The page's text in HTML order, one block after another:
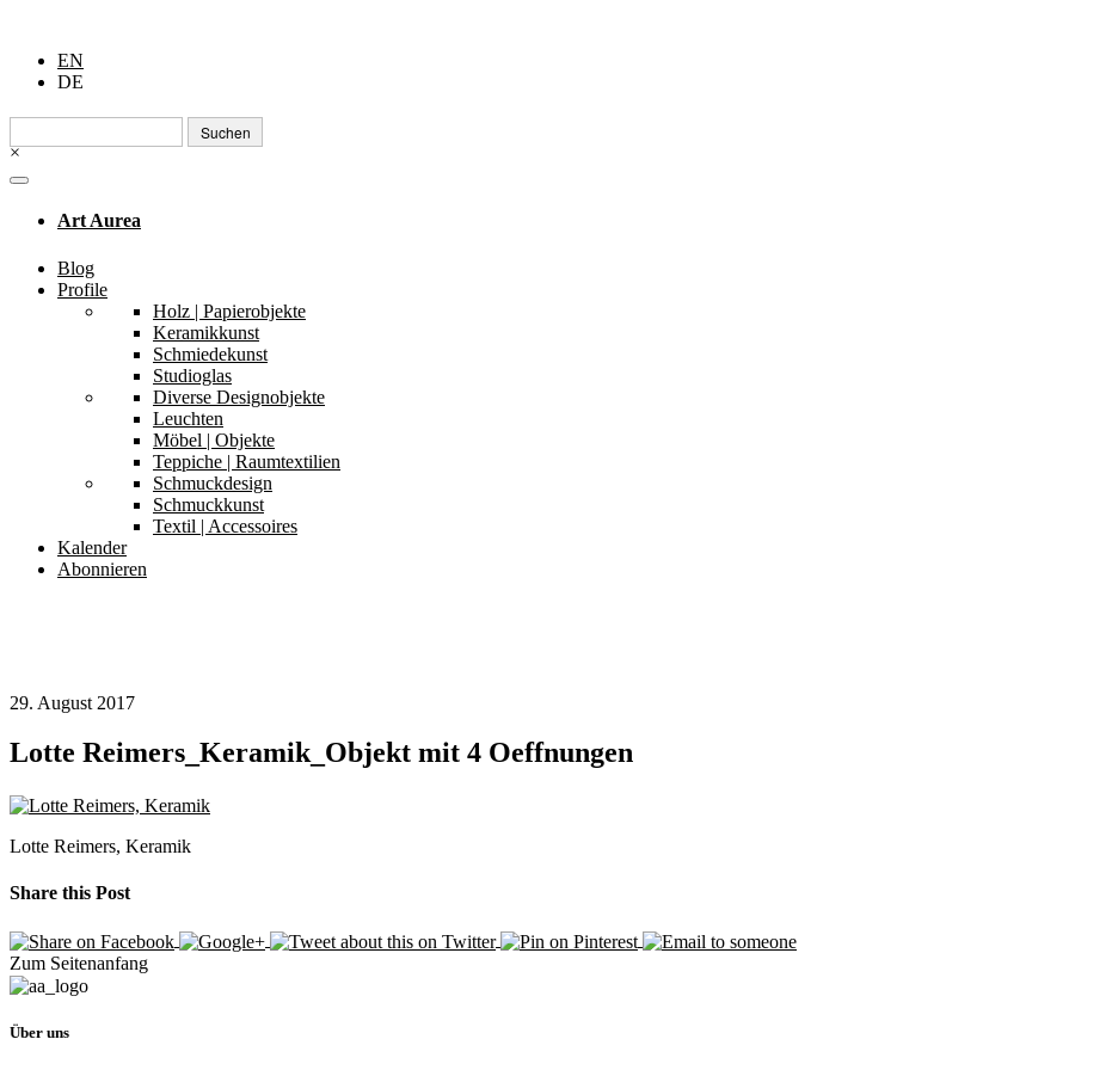
EN
DE
Suchen
nach:
×
Art Aurea
Blog
Profile
Holz | Papierobjekte
Keramikkunst
Schmiedekunst
Studioglas
Diverse Designobjekte
Leuchten
Möbel | Objekte
Teppiche | Raumtextilien
Schmuckdesign
Schmuckkunst
Textil | Accessoires
Kalender
Abonnieren
29. August 2017
Lotte Reimers_Keramik_Objekt mit 4 Oeffnungen
Lotte Reimers, Keramik
Share this Post
Zum Seitenanfang
Über uns